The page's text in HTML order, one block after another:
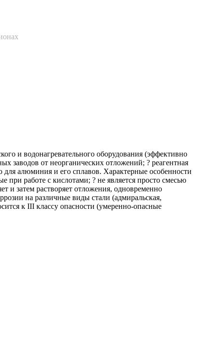
и водонагревательного оборудования (эффективно
заводов от неорганических отложений; ? реагентная
алюминия и его сплавов. Характерные особенности
работе с кислотами; ? не является просто смесью
и затем растворяет отложения, одновременно
на различные виды стали (адмиральская,
к III классу опасности (умеренно-опасные